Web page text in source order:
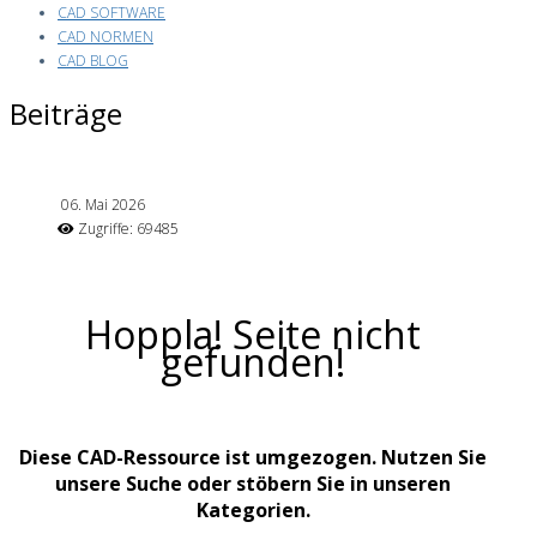
CAD SOFTWARE
CAD NORMEN
CAD BLOG
Beiträge
06. Mai 2026
Zugriffe: 69485
Hoppla! Seite nicht
gefunden!
Diese CAD-Ressource ist umgezogen. Nutzen Sie
unsere Suche oder stöbern Sie in unseren
Kategorien.